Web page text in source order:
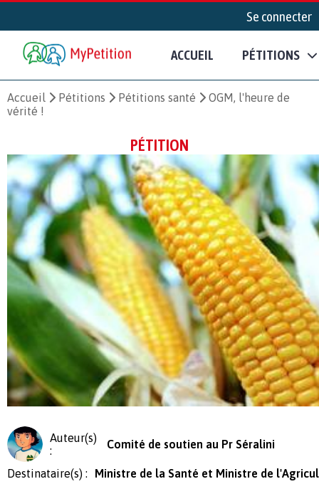
Se connecter
ACCUEIL PÉTITIONS
Accueil Pétitions Pétitions santé
OGM, l'heure de
vérité !
PÉTITION
Auteur(s)
:
Comité de soutien au Pr Séralini
Destinataire(s) : Ministre de la Santé et Ministre de